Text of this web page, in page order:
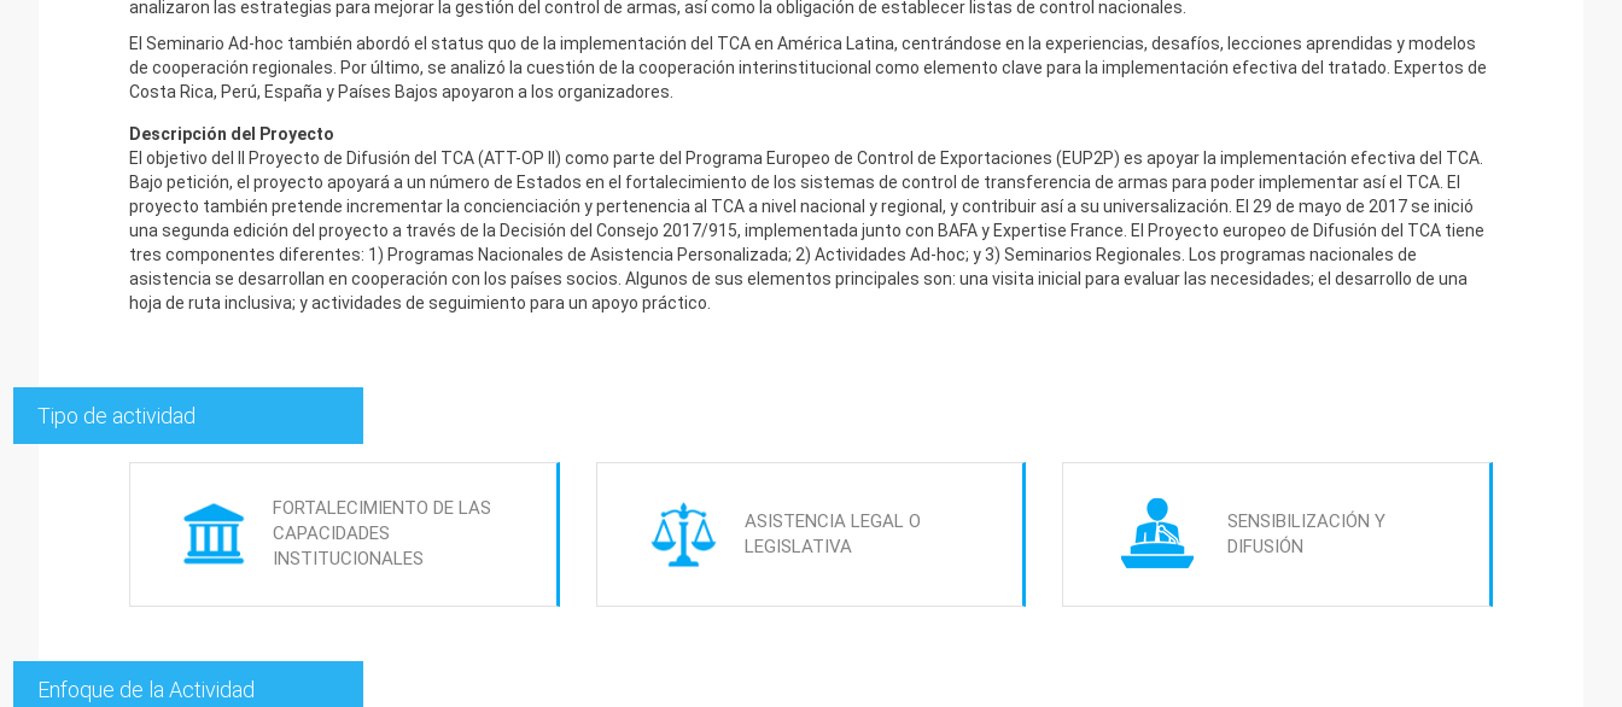
analizaron las estrategias para mejorar la gestión del control de armas, así como la obligación de establecer listas de control nacionales.
El Seminario Ad-hoc también abordó el status quo de la implementación del TCA en América Latina, centrándose en la experiencias, desafíos, lecciones aprendidas y modelos
de cooperación regionales. Por último, se analizó la cuestión de la cooperación interinstitucional como elemento clave para la implementación efectiva del tratado. Expertos de
Costa Rica, Perú, España y Países Bajos apoyaron a los organizadores.
Descripción del Proyecto
El objetivo del II Proyecto de Difusión del TCA (ATT-OP II) como parte del Programa Europeo de Control de Exportaciones (EUP2P) es apoyar la implementación efectiva del TCA.
Bajo petición, el proyecto apoyará a un número de Estados en el fortalecimiento de los sistemas de control de transferencia de armas para poder implementar así el TCA. El
proyecto también pretende incrementar la concienciación y pertenencia al TCA a nivel nacional y regional, y contribuir así a su universalización. El 29 de mayo de 2017 se inició
una segunda edición del proyecto a través de la Decisión del Consejo 2017/915, implementada junto con BAFA y Expertise France. El Proyecto europeo de Difusión del TCA tiene
tres componentes diferentes: 1) Programas Nacionales de Asistencia Personalizada; 2) Actividades Ad-hoc; y 3) Seminarios Regionales. Los programas nacionales de
asistencia se desarrollan en cooperación con los países socios. Algunos de sus elementos principales son: una visita inicial para evaluar las necesidades; el desarrollo de una
hoja de ruta inclusiva; y actividades de seguimiento para un apoyo práctico.
Tipo de actividad
FORTALECIMIENTO DE LAS
CAPACIDADES
INSTITUCIONALES
ASISTENCIA LEGAL O
LEGISLATIVA
SENSIBILIZACIÓN Y
DIFUSIÓN
Enfoque de la Actividad